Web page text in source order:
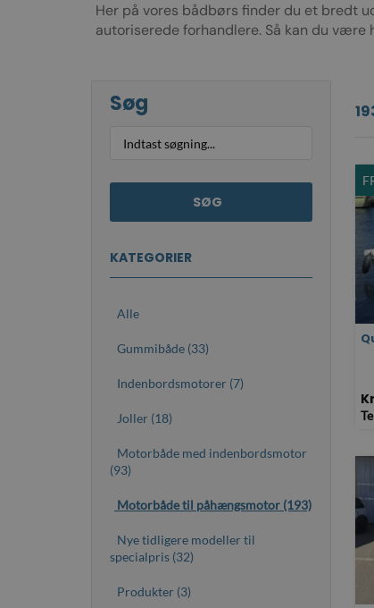
Her på vores bådbørs finder du et bredt
autoriserede forhandlere. Så kan du
Søg
SØG
KATEGORIER
Alle
Gummibåde (33)
Indenbordsmotorer (7)
Joller (18)
Motorbåde med indenbordsmotor
(93)
Motorbåde til påhængsmotor (193)
Nye tidligere modeller til
specialpris (32)
Produkter (3)